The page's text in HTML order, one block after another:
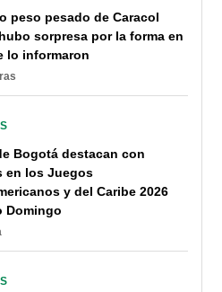
enredó el
peso pesado de Caracol
sorpresa por la forma en
lo informaron
Bogotá destacan con
en los Juegos
y del Caribe 2026
Domingo